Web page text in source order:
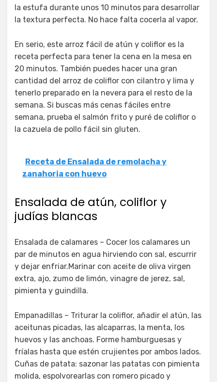
la estufa durante unos 10 minutos para desarrollar
la textura perfecta. No hace falta cocerla al vapor.
En serio, este arroz fácil de atún y coliflor es la
receta perfecta para tener la cena en la mesa en
20 minutos. También puedes hacer una gran
cantidad del arroz de coliflor con cilantro y lima y
tenerlo preparado en la nevera para el resto de la
semana. Si buscas más cenas fáciles entre
semana, prueba el salmón frito y puré de coliflor o
la cazuela de pollo fácil sin gluten.
Receta de Ensalada de remolacha y
zanahoria con huevo
Ensalada de atún, coliflor y
judías blancas
Ensalada de calamares – Cocer los calamares un
par de minutos en agua hirviendo con sal, escurrir
y dejar enfriar.Marinar con aceite de oliva virgen
extra, ajo, zumo de limón, vinagre de jerez, sal,
pimienta y guindilla.
Empanadillas – Triturar la coliflor, añadir el atún, las
aceitunas picadas, las alcaparras, la menta, los
huevos y las anchoas. Forme hamburguesas y
fríalas hasta que estén crujientes por ambos lados.
Cuñas de patata: sazonar las patatas con pimienta
molida, espolvorearlas con romero picado y